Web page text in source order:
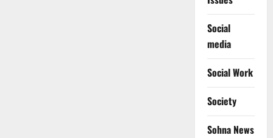
Social
media
Social Work
Society
Sohna News